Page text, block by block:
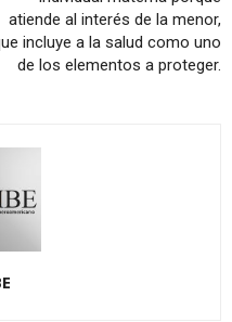
atiende al interés de la menor,
incluye a la salud como uno
de los elementos a proteger.